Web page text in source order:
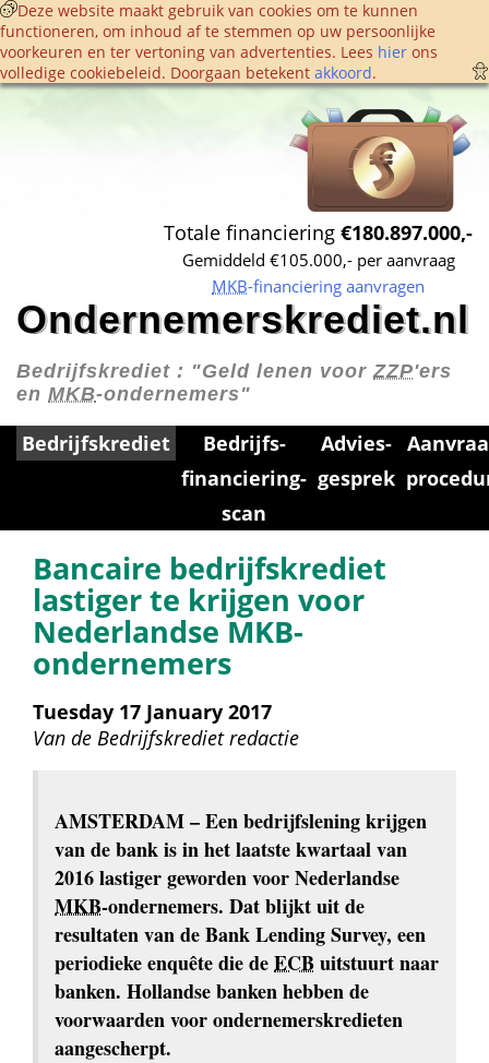
Deze website maakt gebruik van cookies om te kunnen
functioneren, om inhoud af te stemmen op uw persoonlijke
voorkeuren en ter vertoning van advertenties. Lees hier ons
volledige cookie­beleid. Doorgaan betekent akkoord.
Totale financiering €180.897.000,-
Gemiddeld €105.000,- per aanvraag
MKB-financiering aanvragen
Ondernemerskrediet.nl
Bedrijfskrediet : "Geld lenen voor ZZP'ers
en MKB-ondernemers"
Bedrijfskrediet
Bedrijfs­
financiering­
scan
Advies­
gesprek
Bancaire bedrijfskrediet
lastiger te krijgen voor
Nederlandse MKB-
ondernemers
Tuesday 17 January 2017
Van de Bedrijfskrediet redactie
AMSTERDAM – Een bedrijfslening krijgen
van de bank is in het laatste kwartaal van
2016 lastiger geworden voor Nederlandse
MKB-ondernemers. Dat blijkt uit de
resultaten van de Bank Lending Survey, een
periodieke enquête die de ECB uitstuurt naar
banken. Hollandse banken hebben de
voorwaarden voor ondernemerskredieten
aangescherpt.